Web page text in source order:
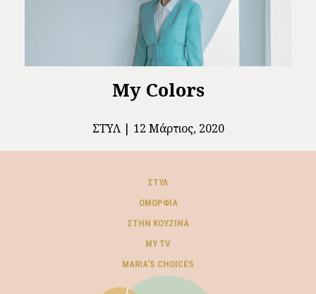
My Colors
ΣΤΥΛ 12 Μάρτιος, 2020
ΣΤΥΛ
ΟΜΟΡΦΙΆ
ΣΤΗΝ ΚΟΥΖΊΝΑ
MY TV
ΜARIA’S CHOICES